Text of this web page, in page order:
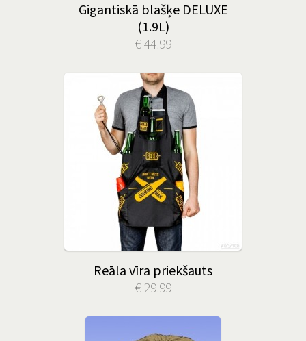
Gigantiskā blašķe DELUXE
(1.9L)
€ 44.99
Reāla vīra priekšauts
€ 29.99